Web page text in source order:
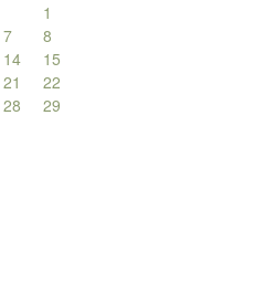
1
7
8
14
15
21
22
28
29